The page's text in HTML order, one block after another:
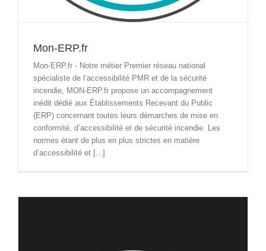
Mon-ERP.fr
Mon-ERP.fr - Notre métier Premier réseau national
spécialiste de l’accessibilité PMR et de la sécurité
incendie, MON-ERP.fr propose un accompagnement
inédit dédié aux Établissements Recevant du Public
(ERP) concernant toutes leurs démarches de mise en
conformité, d’accessibilité et de sécurité incendie. Les
normes étant de plus en plus strictes en matière
d’accessibilité et [...]